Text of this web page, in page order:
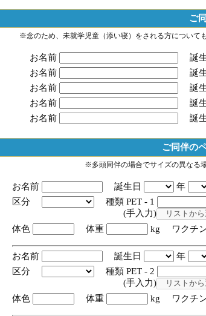
ご
※念のため、未就学児童（添い寝）をされる方について
お名前 誕生
お名前
誕生
お名前
誕生
お名前
誕生
お名前
誕生
ご同伴の
※多頭同伴の場合でサイズの異なる
お名前 誕生日 年
区分
種類 PET - 1
(手入力)
体色
体重 kg ワクチン
お名前 誕生日 年
区分
種類 PET - 2
(手入力)
体色
体重 kg ワクチン